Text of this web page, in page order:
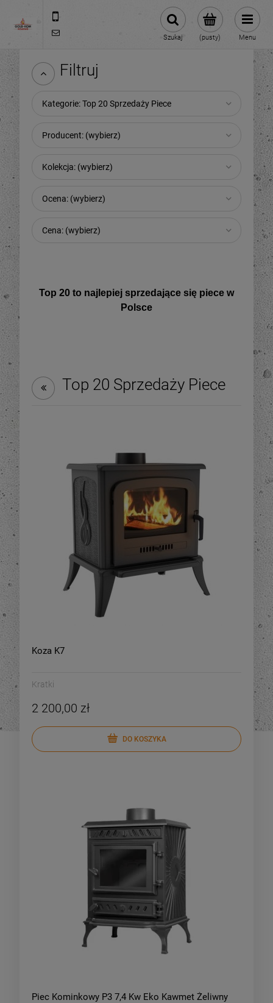
(pusty)
Szukaj Menu
Filtruj
Kategorie: Top 20 Sprzedaży Piece
Producent: (wybierz)
Kolekcja: (wybierz)
Ocena: (wybierz)
Cena: (wybierz)
Top 20 to najlepiej sprzedające się piece w
Polsce
Top 20 Sprzedaży Piece
Koza K7
Kratki
2 200,00 zł
DO KOSZYKA
Piec Kominkowy P3 7,4 Kw Eko Kawmet Żeliwny